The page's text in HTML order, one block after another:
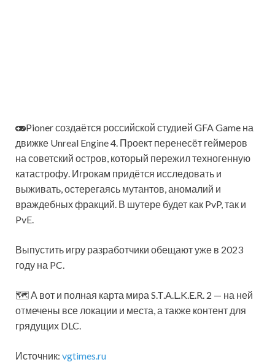
Pioner создаётся российской студией GFA Game на
движке Unreal Engine 4. Проект перенесёт геймеров
на советский остров, который пережил техногенную
катастрофу. Игрокам придётся исследовать и
выживать, остерегаясь мутантов, аномалий и
враждебных фракций. В шутере будет как PvP, так и
PvE.
Выпустить игру разработчики обещают уже в 2023
году на PC.
🗺 А вот и полная карта мира S.T.A.L.K.E.R. 2 — на ней
отмечены все локации и места, а также контент для
грядущих DLC.
Источник: vgtimes.ru